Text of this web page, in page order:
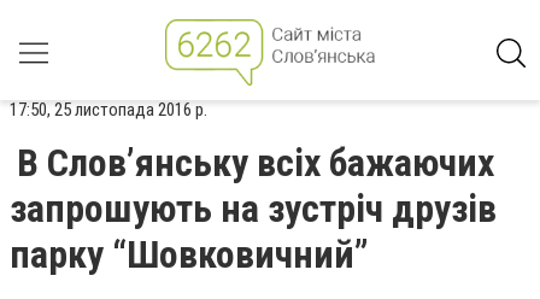
17:50, 25 листопада 2016 р.
В Слов’янську всіх бажаючих
запрошують на зустріч друзів
парку “Шовковичний”